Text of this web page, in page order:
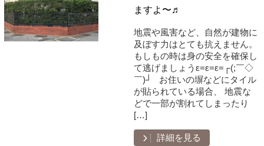
ますよ〜♬
地震や風害など、自然が建物に
及ぼす力はとても抗えません。
もしもの時は身の安全を確保し
て逃げましょうε=ε=ε=┌(;￣◇
￣)┘ お住いの塀などにタイル
が貼られている場合、 地震な
どで一部が割れてしまったり
[…]
詳細を見る